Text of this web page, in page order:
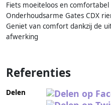
Fiets moeiteloos en
Onderhoudsarme Gates CDX
Geniet van comfort dankzij de
afwerking
Referenties
Delen